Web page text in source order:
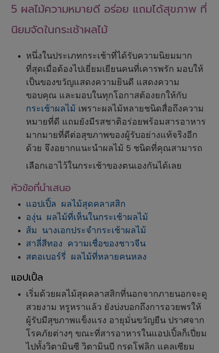
5 ผลไม้ความหมายดี อร่อย แถมได้สุขภาพ ที่
นิยมจัดในกระเช้าผลไม้
หนึ่งในประเภทกระเช้าที่ได้รับความนิยมมาก
ที่สุดเมื่อต้องไปเยี่ยมเยียนคนที่เคารพรัก มอบให้
เป็นของขวัญแสดงความยินดี แสดงความ
ขอบคุณ และมอบในทุกโอกาสต้องยกให้กับ
กระเช้าผลไม้ เพราะผลไม้หลายชนิดสื่อถึงความ
หมายที่ดี แถมยังมีรสชาติอร่อยพร้อมสารอาหาร
มากมายที่ดีต่อสุขภาพของผู้รับอย่างแท้จริงอีก
ด้วย จึงอยากแนะนำผลไม้ 5 ชนิดที่คุณสามารถ
เลือกเอาไว้ในกระเช้าของตนเองกันได้เลย
หัวข้อที่นำเสนอ
แอปเปิ้ล ผลไม้สุดคลาสสิก
องุ่น ผลไม้ที่เห็นในกระเช้าผลไม้
ส้ม นางเอกประจำกระเช้าผลไม้
สาลี่สีทอง ความเชื่อของชาวจีน
สตอเบอร์รี่ ผลไม้ที่หลายคนหลง
แอปเปิ้ล
เริ่มด้วยผลไม้สุดคลาสสิกที่นอกจากภายนอกจะดู
สวยงาม หรูหราแล้ว ยังบ่งบอกถึงการอวยพรให้
ผู้รับมีสุขภาพแข็งแรง อายุมั่นขวัญยืน ปราศจาก
โรคภัยต่างๆ ขณะที่สารอาหารในแอปเปิ้ลก็เปี่ยม
ไปทั้งวิตามินซี วิตามินบี กรดโฟลิก แคลเซียม